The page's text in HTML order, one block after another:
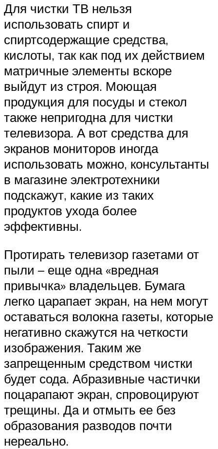
Для чистки ТВ нельзя
использовать спирт и
спиртсодержащие средства,
кислоты, так как под их действием
матричные элементы вскоре
выйдут из строя. Моющая
продукция для посуды и стекол
также непригодна для чистки
телевизора. А вот средства для
экранов мониторов иногда
использовать можно, консультанты
в магазине электротехники
подскажут, какие из таких
продуктов ухода более
эффективны.
Протирать телевизор газетами от
пыли – еще одна «вредная
привычка» владельцев. Бумага
легко царапает экран, на нем могут
оставаться волокна газеты, которые
негативно скажутся на четкости
изображения. Таким же
запрещенным средством чистки
будет сода. Абразивные частички
поцарапают экран, спровоцируют
трещины. Да и отмыть ее без
образования разводов почти
нереально.